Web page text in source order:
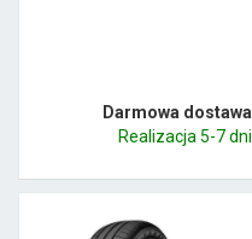
Darmowa dostawa
Realizacja 5-7 dni